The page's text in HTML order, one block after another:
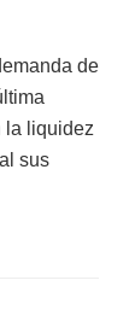
de
la liquidez
sus